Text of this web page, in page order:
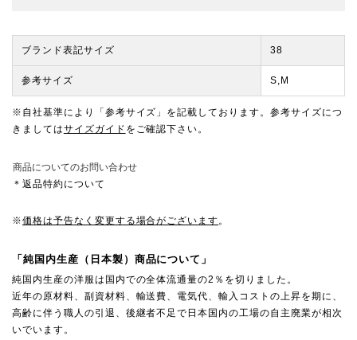
ブランド表記サイズ 38
参考サイズ S,M
※自社基準により「参考サイズ」を記載しております。参考サイズにつ
きましてはサイズガイド をご確認下さい。
商品についてのお問い合わせ
＊返品特約について
※価格は予告なく変更する場合がございます。
「純国内生産（日本製）商品について」
純国内生産の洋服は国内での全体流通量の2％を切りました。
近年の原材料、副資材料、輸送費、電気代、輸入コストの上昇を期に、
高齢に伴う職人の引退、後継者不足で日本国内の工場の自主廃業が相次
いでいます。